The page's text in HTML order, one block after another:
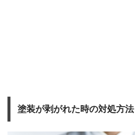
塗装が剥がれた時の対処方法